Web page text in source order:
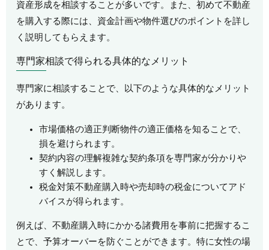
資産形成を相談することが多いです。また、初めて不動産
を購入する際には、資金計画や物件選びのポイントを詳し
く説明してもらえます。
専門家相談で得られる具体的なメリット
専門家に相談することで、以下のような具体的なメリット
があります。
市場価格の適正判断物件の適正価格を知ることで、
損を避けられます。
契約内容の理解複雑な契約条項を専門家が分かりや
すく解説します。
税金対策不動産購入時や売却時の税金についてアド
バイスが得られます。
例えば、不動産購入時にかかる諸費用を事前に把握するこ
とで、予算オーバーを防ぐことができます。特に女性の場